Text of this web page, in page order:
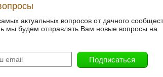
актуальных вопросов от дачного
мы будем отправлять Вам новые вопросы на